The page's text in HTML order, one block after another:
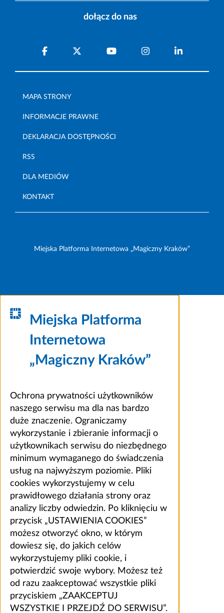
dołącz do nas
MAPA STRONY
INFORMACJE PRAWNE
DEKLARACJA DOSTĘPNOŚCI
RSS
DLA MEDIÓW
KONTAKT
Miejska Platforma Internetowa „Magiczny Kraków”
Miejska Platforma
Internetowa
„Magiczny Kraków”
Ochrona prywatności użytkowników
naszego serwisu ma dla nas bardzo
duże znaczenie. Ograniczamy
wykorzystanie i zbieranie informacji o
użytkownikach serwisu do niezbędnego
minimum wymaganego do świadczenia
usług na najwyższym poziomie. Pliki
cookies wykorzystujemy w celu
prawidłowego działania strony oraz
analizy liczby odwiedzin. Po kliknięciu w
przycisk „USTAWIENIA COOKIES”
możesz otworzyć okno, w którym
dowiesz się, do jakich celów
wykorzystujemy pliki cookie, i
potwierdzić swoje wybory. Możesz też
od razu zaakceptować wszystkie pliki
przyciskiem „ZAAKCEPTUJ
WSZYSTKIE I PRZEJDŹ DO SERWISU”.